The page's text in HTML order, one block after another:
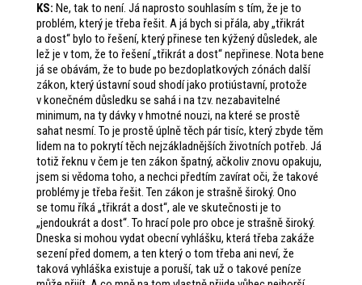
KS: Ne, tak to není. Já naprosto souhlasím s tím, že je to
problém, který je třeba řešit. A já bych si přála, aby „třikrát
a dost“ bylo to řešení, který přinese ten kýžený důsledek, ale
lež je v tom, že to řešení „třikrát a dost“ nepřinese. Nota bene
já se obávám, že to bude po bezdoplatkových zónách další
zákon, který ústavní soud shodí jako protiústavní, protože
v konečném důsledku se sahá i na tzv. nezabavitelné
minimum, na ty dávky v hmotné nouzi, na které se prostě
sahat nesmí. To je prostě úplně těch pár tisíc, který zbyde těm
lidem na to pokrytí těch nejzákladnějších životních potřeb. Já
totiž řeknu v čem je ten zákon špatný, ačkoliv znovu opakuju,
jsem si vědoma toho, a nechci předtím zavírat oči, že takové
problémy je třeba řešit. Ten zákon je strašně široký. Ono
se tomu říká „třikrát a dost“, ale ve skutečnosti je to
„jendoukrát a dost“. To hrací pole pro obce je strašně široký.
Dneska si mohou vydat obecní vyhlášku, která třeba zakáže
sezení před domem, a ten který o tom třeba ani neví, že
taková vyhláška existuje a poruší, tak už o takové peníze